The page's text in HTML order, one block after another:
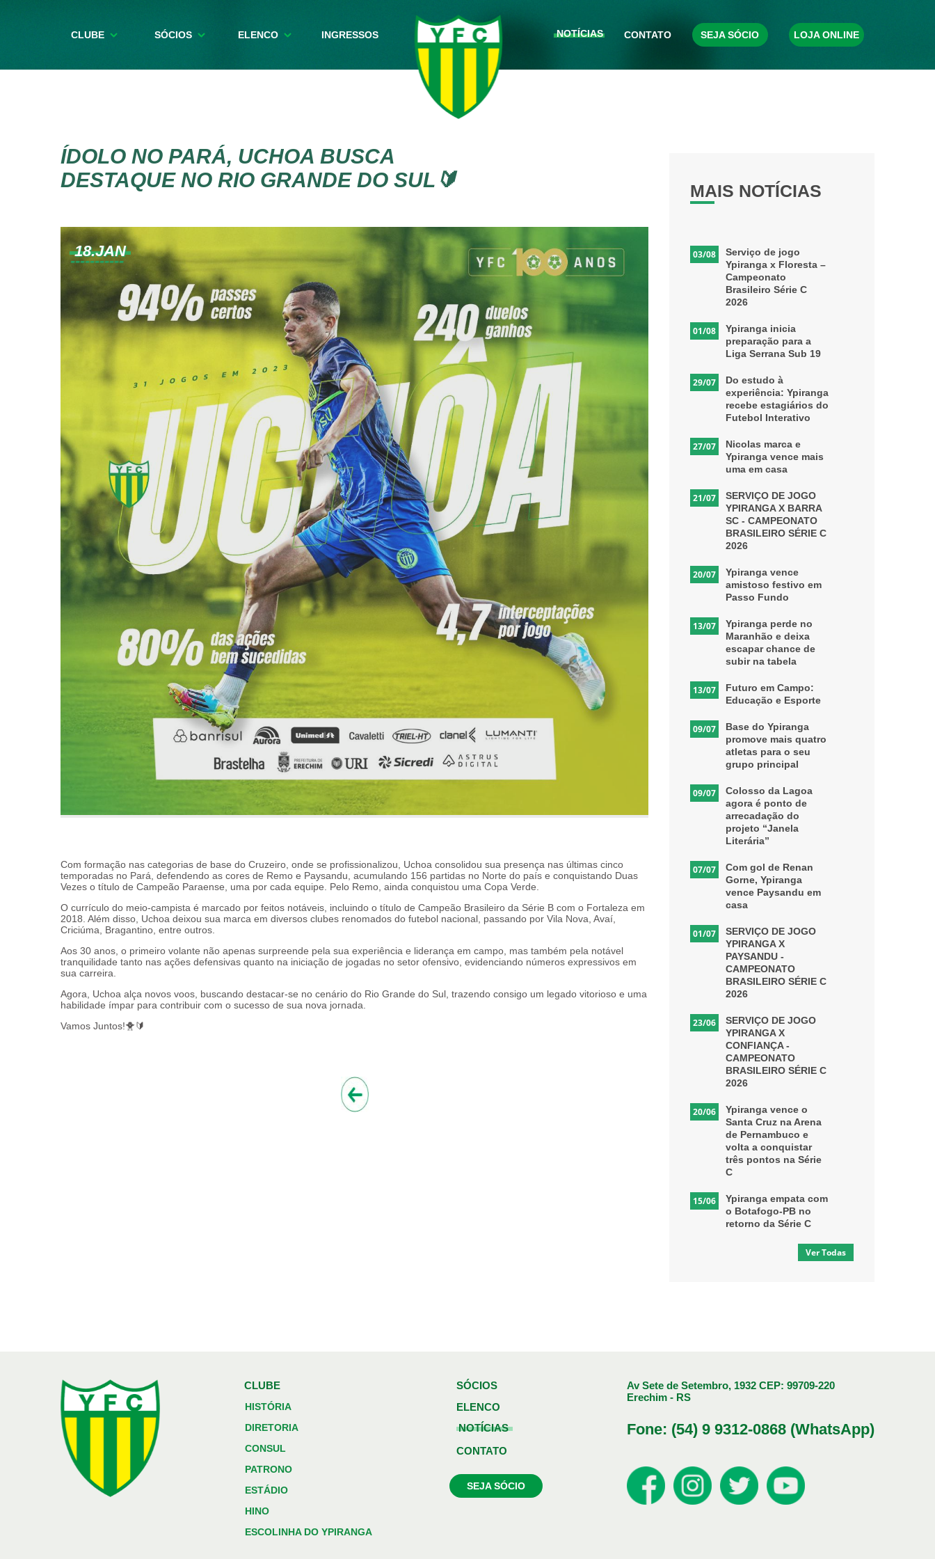
CLUBE SÓCIOS ELENCO INGRESSOS NOTÍCIAS CONTATO SEJA SÓCIO LOJA ONLINE
ÍDOLO NO PARÁ, UCHOA BUSCA
DESTAQUE NO RIO GRANDE DO SUL🔰
18.JAN
Com formação nas categorias de base do Cruzeiro, onde se profissionalizou, Uchoa consolidou sua presença nas últimas cinco
temporadas no Pará, defendendo as cores de Remo e Paysandu, acumulando 156 partidas no Norte do país e conquistando Duas
Vezes o título de Campeão Paraense, uma por cada equipe. Pelo Remo, ainda conquistou uma Copa Verde.
O currículo do meio-campista é marcado por feitos notáveis, incluindo o título de Campeão Brasileiro da Série B com o Fortaleza em
2018. Além disso, Uchoa deixou sua marca em diversos clubes renomados do futebol nacional, passando por Vila Nova, Avaí,
Criciúma, Bragantino, entre outros.
Aos 30 anos, o primeiro volante não apenas surpreende pela sua experiência e liderança em campo, mas também pela notável
tranquilidade tanto nas ações defensivas quanto na iniciação de jogadas no setor ofensivo, evidenciando números expressivos em
sua carreira.
Agora, Uchoa alça novos voos, buscando destacar-se no cenário do Rio Grande do Sul, trazendo consigo um legado vitorioso e uma
habilidade ímpar para contribuir com o sucesso de sua nova jornada.
Vamos Juntos!🐥🔰
MAIS NOTÍCIAS
03/08
Serviço de jogo
Ypiranga x Floresta –
Campeonato
Brasileiro Série C
2026
01/08
Ypiranga inicia
preparação para a
Liga Serrana Sub 19
29/07
Do estudo à
experiência: Ypiranga
recebe estagiários do
Futebol Interativo
27/07
Nicolas marca e
Ypiranga vence mais
uma em casa
21/07
SERVIÇO DE JOGO
YPIRANGA X BARRA
SC - CAMPEONATO
BRASILEIRO SÉRIE C
2026
20/07
Ypiranga vence
amistoso festivo em
Passo Fundo
13/07
Ypiranga perde no
Maranhão e deixa
escapar chance de
subir na tabela
13/07
Futuro em Campo:
Educação e Esporte
09/07
Base do Ypiranga
promove mais quatro
atletas para o seu
grupo principal
09/07
Colosso da Lagoa
agora é ponto de
arrecadação do
projeto “Janela
Literária”
07/07
Com gol de Renan
Gorne, Ypiranga
vence Paysandu em
casa
01/07
SERVIÇO DE JOGO
YPIRANGA X
PAYSANDU -
CAMPEONATO
BRASILEIRO SÉRIE C
2026
23/06
SERVIÇO DE JOGO
YPIRANGA X
CONFIANÇA -
CAMPEONATO
BRASILEIRO SÉRIE C
2026
20/06
Ypiranga vence o
Santa Cruz na Arena
de Pernambuco e
volta a conquistar
três pontos na Série
C
15/06
Ypiranga empata com
o Botafogo-PB no
retorno da Série C
Ver Todas
CLUBE
HISTÓRIA
DIRETORIA
CONSUL
PATRONO
ESTÁDIO
HINO
ESCOLINHA DO YPIRANGA
SÓCIOS
ELENCO
NOTÍCIAS
CONTATO
SEJA SÓCIO
Av Sete de Setembro, 1932 CEP: 99709-220
Erechim - RS
Fone: (54) 9 9312-0868 (WhatsApp)